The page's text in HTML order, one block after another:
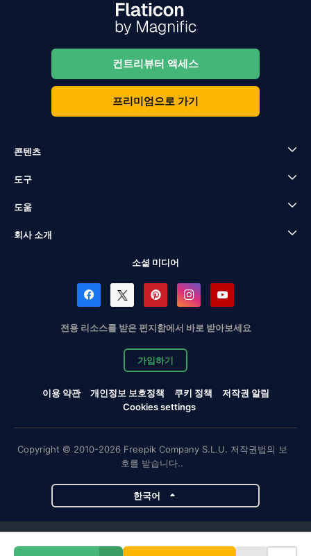
컨트리뷰터 액세스
프리미엄으로 가기
콘텐츠
도구
도움
회사 소개
소셜 미디어
전용 리소스를 받은 편지함에서 바로 받아보세요
가입하기
이용 약관 개인정보 보호정책 쿠키 정책
저작권 알림
Cookies settings
Copyright © 2010-2026 Freepik Company S.L.U. 저작권법의 보
호를 받습니다..
한국어